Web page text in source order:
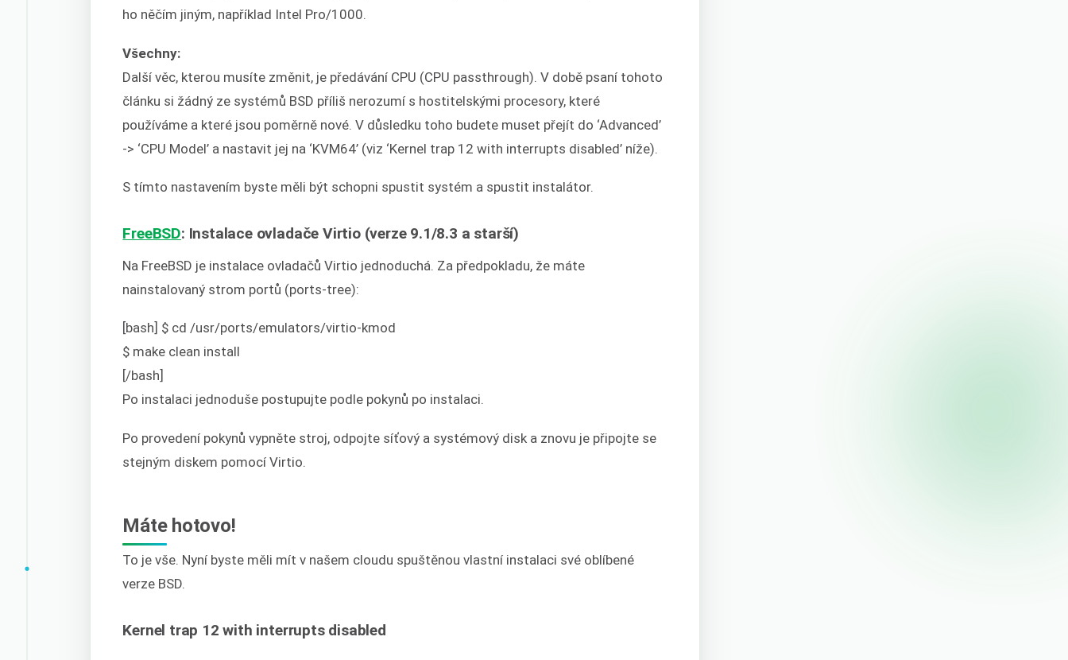
ho něčím jiným, například Intel Pro/1000.
Všechny:
Další věc, kterou musíte změnit, je předávání CPU (CPU passthrough). V době psaní tohoto
článku si žádný ze systémů BSD příliš nerozumí s hostitelskými procesory, které
používáme a které jsou poměrně nové. V důsledku toho budete muset přejít do ‘Advanced’
-> ‘CPU Model’ a nastavit jej na ‘KVM64’ (viz ‘Kernel trap 12 with interrupts disabled’ níže).
S tímto nastavením byste měli být schopni spustit systém a spustit instalátor.
FreeBSD: Instalace ovladače Virtio (verze 9.1/8.3 a starší)
Na FreeBSD je instalace ovladačů Virtio jednoduchá. Za předpokladu, že máte
nainstalovaný strom portů (ports-tree):
[bash] $ cd /usr/ports/emulators/virtio-kmod
$ make clean install
[/bash]
Po instalaci jednoduše postupujte podle pokynů po instalaci.
Po provedení pokynů vypněte stroj, odpojte síťový a systémový disk a znovu je připojte se
stejným diskem pomocí Virtio.
Máte hotovo!
To je vše. Nyní byste měli mít v našem cloudu spuštěnou vlastní instalaci své oblíbené
verze BSD.
Kernel trap 12 with interrupts disabled